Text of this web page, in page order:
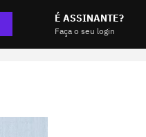
É ASSINANTE?
Faça o seu login